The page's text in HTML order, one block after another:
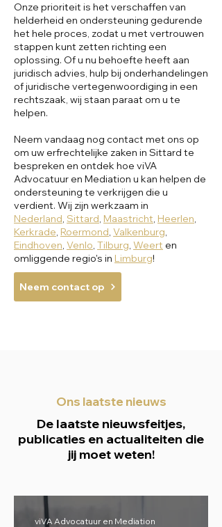
Onze prioriteit is het verschaffen van
helderheid en ondersteuning gedurende
het hele proces, zodat u met vertrouwen
stappen kunt zetten richting een
oplossing. Of u nu behoefte heeft aan
juridisch advies, hulp bij onderhandelingen
of juridische vertegenwoordiging in een
rechtszaak, wij staan paraat om u te
helpen.
Neem vandaag nog contact met ons op
om uw erfrechtelijke zaken in Sittard te
bespreken en ontdek hoe viVA
Advocatuur en Mediation u kan helpen de
ondersteuning te verkrijgen die u
verdient. Wij zijn werkzaam in
Nederland, Sittard, Maastricht, Heerlen,
Kerkrade, Roermond, Valkenburg,
Eindhoven, Venlo, Tilburg, Weert en
omliggende regio's in Limburg!
Neem contact op
Ons laatste nieuws
De laatste nieuwsfeitjes,
publicaties en actualiteiten die
jij moet weten!
viVA Advocatuur en Mediation